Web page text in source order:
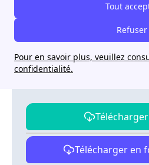
Tout
Refuser
Pour en savoir plus, veuillez
confidentialité.
Modèle gratuit
Nos documents sont
ont été mis à jour en août
garantir un service de
Télécharger en